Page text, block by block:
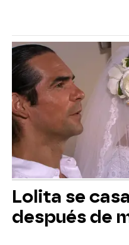
Lolita se
después de